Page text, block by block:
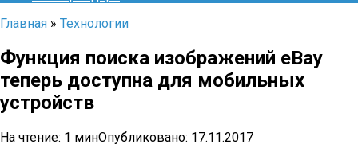
Главная » Технологии
Функция поиска изображений eBay
теперь доступна для мобильных
устройств
На чтение: 1 минОпубликовано: 17.11.2017